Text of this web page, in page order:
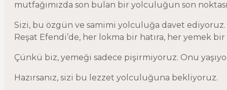
mutfağımızda son bulan bir yolculuğun son
Sizi, bu özgün ve samimi yolculuğa davet ediyoruz.
Reşat Efendi’de, her lokma bir hatıra, her yemek
Çünkü biz, yemeği sadece pişirmiyoruz. Onu
Hazırsanız, sizi bu lezzet yolculuğuna bekliyoruz.